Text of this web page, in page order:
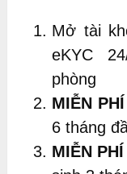
Mở tài
eKYC
phòng
MIỄN PHÍ
6 tháng
MIỄN PHÍ